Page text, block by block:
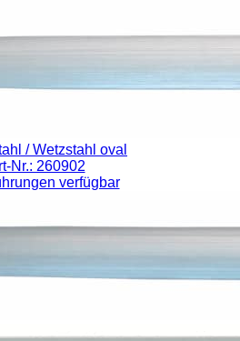
/ Wetzstahl oval
Nr.: 260902
verfügbar